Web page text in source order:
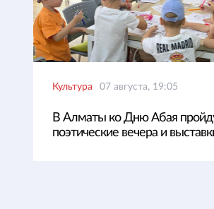
Культура 07 августа, 19:05
В Алматы ко Дню Абая
поэтические вечера и